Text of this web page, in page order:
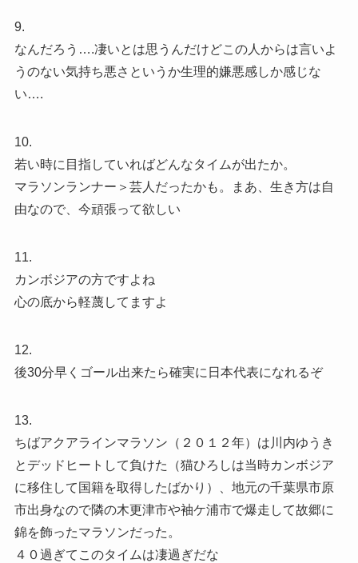
9.
なんだろう….凄いとは思うんだけどこの人からは言いよ
うのない気持ち悪さというか生理的嫌悪感しか感じな
い….
10.
若い時に目指していればどんなタイムが出たか。
マラソンランナー＞芸人だったかも。まあ、生き方は自
由なので、今頑張って欲しい
11.
カンボジアの方ですよね
心の底から軽蔑してますよ
12.
後30分早くゴール出来たら確実に日本代表になれるぞ
13.
ちばアクアラインマラソン（２０１２年）は川内ゆうき
とデッドヒートして負けた（猫ひろしは当時カンボジア
に移住して国籍を取得したばかり）、地元の千葉県市原
市出身なので隣の木更津市や袖ケ浦市で爆走して故郷に
錦を飾ったマラソンだった。
４０過ぎてこのタイムは凄過ぎだな